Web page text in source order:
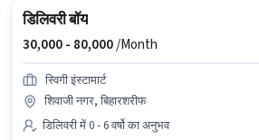
डिलिवरी बॉय
30,000 - 80,000/Month
स्विगी इंस्टामार्ट
शिवाजी नगर, बिहारशरीफ
डिलिवरी में 0 - 6 वर्षो का अनुभव